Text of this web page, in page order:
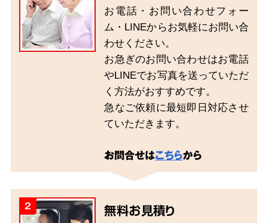
お電話・お問い合わせフォー
ム・LINEからお気軽にお問い合
わせください。
お急ぎのお問い合わせはお電話
やLINEでお写真を送っていただ
く方法がおすすめです。
急なご依頼に最短即日対応させ
ていただきます。
お問合せはこちらから
2 無料お見積り